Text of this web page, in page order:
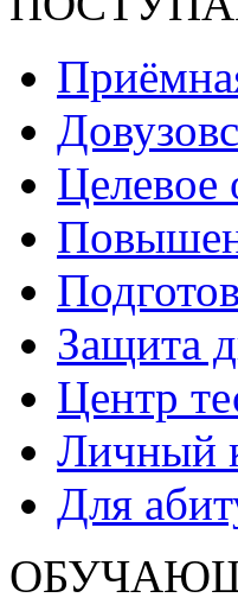
Целевое
Защита
Центр
Личный
Для